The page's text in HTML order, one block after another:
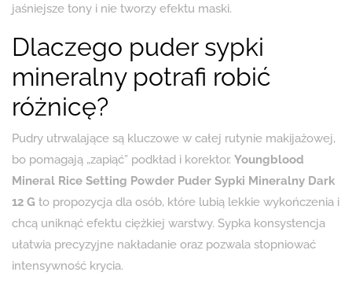
jaśniejsze tony i nie tworzy efektu maski.
Dlaczego puder sypki
mineralny potrafi robić
różnicę?
Pudry utrwalające są kluczowe w całej rutynie makijażowej,
bo pomagają „zapiąć” podkład i korektor. Youngblood
Mineral Rice Setting Powder Puder Sypki Mineralny Dark
12 G to propozycja dla osób, które lubią lekkie wykończenia i
chcą uniknąć efektu ciężkiej warstwy. Sypka konsystencja
ułatwia precyzyjne nakładanie oraz pozwala stopniować
intensywność krycia.